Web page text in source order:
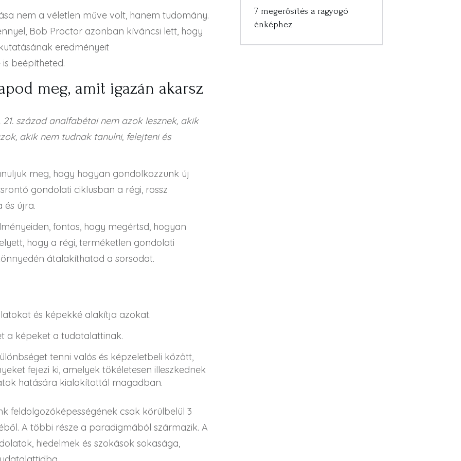
nem a véletlen műve volt, hanem tudomány.
Bob Proctor azonban kíváncsi lett, hogy
eredményeit
beépítheted.
meg, amit igazán akarsz
21. század analfabétai nem azok lesznek, akik
akik nem tudnak tanulni, felejteni és
meg, hogy hogyan gondolkozzunk új
gondolati ciklusban a régi, rossz
és újra.
fontos, hogy megértsd, hogyan
hogy a régi, terméketlen gondolati
átalakíthatod a sorsodat.
és képekké alakítja azokat.
a képeket a tudatalattinak.
tenni valós és képzeletbeli között,
fejezi ki, amelyek tökéletesen illeszkednek
hatására kialakítottál magadban.
feldolgozóképességének csak körülbelül 3
A többi része a paradigmából származik. A
hiedelmek és szokások sokasága,
7 megerősítés a ragyogó
énképhez